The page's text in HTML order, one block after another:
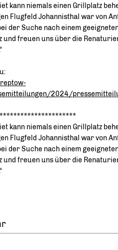
kann niemals einen Grillplatz
Flugfeld Johannisthal war von
der Suche nach einem
und freuen uns über die
2024/
kann niemals einen Grillplatz
Flugfeld Johannisthal war von
der Suche nach einem
und freuen uns über die